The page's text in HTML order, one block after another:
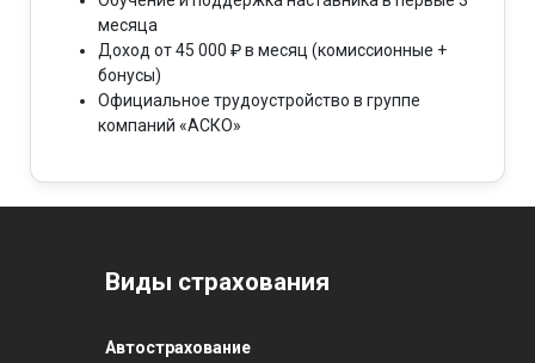
месяца
Доход от 45 000 ₽ в месяц (комиссионные +
бонусы)
Официальное трудоустройство в группе
компаний «АСКО»
Виды страхования
Автострахование